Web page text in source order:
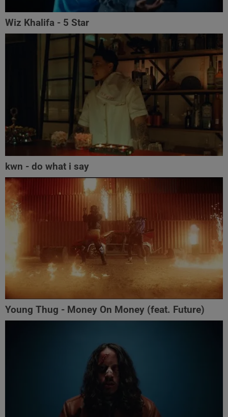
Wiz Khalifa - 5 Star
kwn - do what i say
Young Thug - Money On Money (feat. Future)